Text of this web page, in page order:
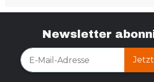
Newsletter